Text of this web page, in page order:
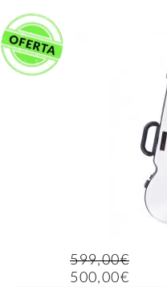
599,00€
500,00€